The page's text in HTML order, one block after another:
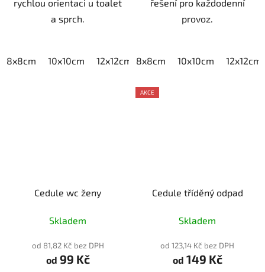
rychlou orientaci u toalet
a sprch.
8x8cm 10x10cm 12x12cm 15x15cm 20x20cm
řešení pro každodenní
provoz.
8x8cm 10x10cm 12x12cm
Cedule wc ženy
Skladem
od 81,82 Kč bez DPH
od 99 Kč
AKCE
Cedule tříděný odpad
Skladem
od 123,14 Kč bez DPH
od 149 Kč